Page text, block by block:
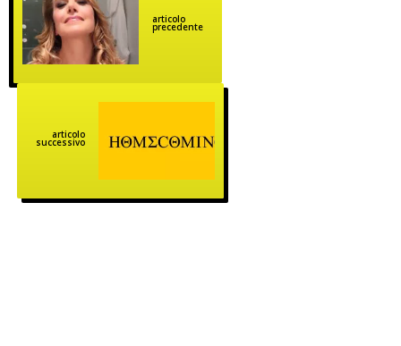
articolo
precedente
articolo
successivo